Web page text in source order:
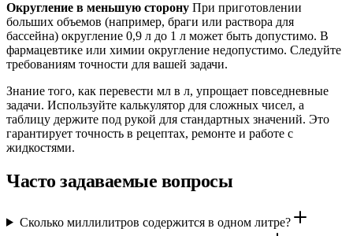
Округление в меньшую сторону При приготовлении
больших объемов (например, браги или раствора для
бассейна) округление 0,9 л до 1 л может быть допустимо. В
фармацевтике или химии округление недопустимо. Следуйте
требованиям точности для вашей задачи.
Знание того, как перевести мл в л, упрощает повседневные
задачи. Используйте калькулятор для сложных чисел, а
таблицу держите под рукой для стандартных значений. Это
гарантирует точность в рецептах, ремонте и работе с
жидкостями.
Часто задаваемые вопросы
Сколько миллилитров содержится в одном литре?